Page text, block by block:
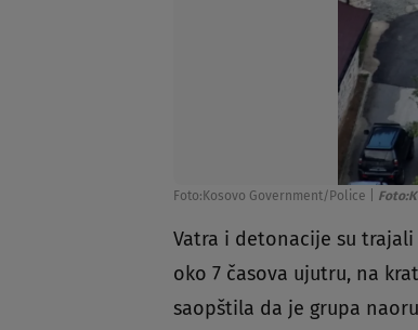
Foto:Kosovo Government/Police
Vatra i detonacije su
oko 7 časova ujutru, na
saopštila da je grupa